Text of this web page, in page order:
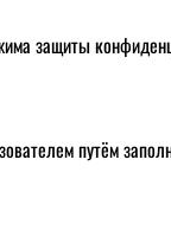
защиты
путём